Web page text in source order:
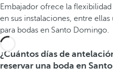
Embajador ofrece la
en sus instalaciones, entre
para bodas en Santo Domingo.
¿Cuántos días de
reservar una boda en